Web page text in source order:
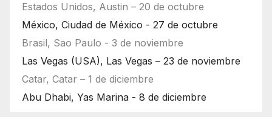
Estados Unidos, Austin – 20 de octubre
México, Ciudad de México - 27 de octubre
Brasil, Sao Paulo - 3 de noviembre
Las Vegas (USA), Las Vegas – 23 de noviembre
Catar, Catar – 1 de diciembre
Abu Dhabi, Yas Marina - 8 de diciembre